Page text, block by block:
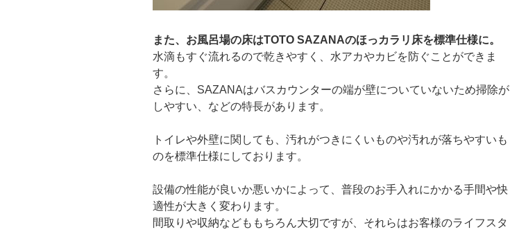
また、お風呂場の床はTOTO SAZANAのほっカラリ床を標準仕様に。
水滴もすぐ流れるので乾きやすく、水アカやカビを防ぐことができま
す。
さらに、SAZANAはバスカウンターの端が壁についていないため掃除が
しやすい、などの特長があります。
トイレや外壁に関しても、汚れがつきにくいものや汚れが落ちやすいも
のを標準仕様にしております。
設備の性能が良いか悪いかによって、普段のお手入れにかかる手間や快
適性が大きく変わります。
間取りや収納などももちろん大切ですが、それらはお客様のライフスタ